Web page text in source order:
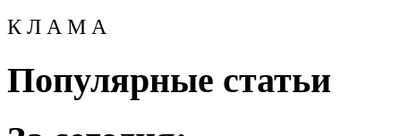
К Л А М А
Популярные статьи